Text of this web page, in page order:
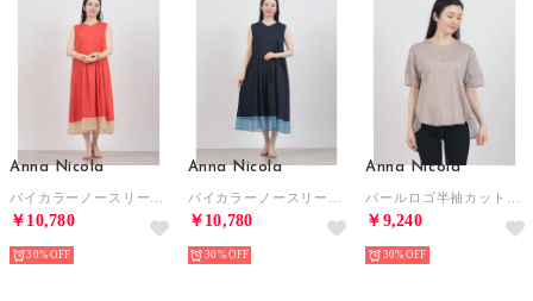
Anna Nicola
￥10,780
30%
Anna Nicola
￥10,780
30%
Anna Nicola
￥9,240
30%